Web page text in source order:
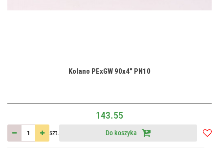
Kolano PExGW 90x4" PN10
143.55
szt. Do koszyka